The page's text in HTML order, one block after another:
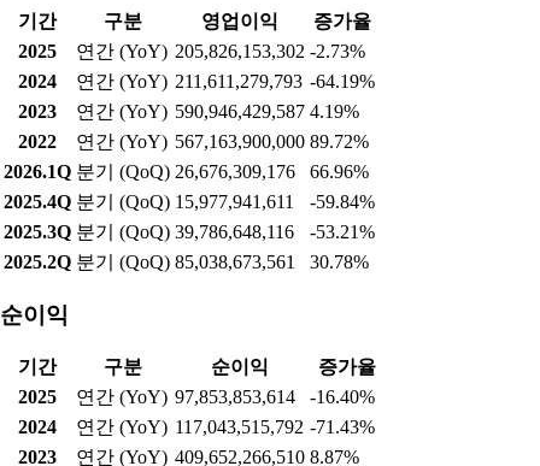
2024
연간 (YoY) 3,675,086,864,147 -6.09%
2023
연간 (YoY) 3,913,342,472,741 -1.02%
2022
연간 (YoY) 3,953,834,000,000 39.14%
2026.1Q
분기 (QoQ) 991,921,004,523
14.20%
2025.4Q
분기 (QoQ) 868,554,388,322
-5.91%
2025.3Q 분기 (QoQ) 923,121,767,071
-9.58%
2025.2Q 분기 (QoQ) 1,020,890,959,670 7.80%
영업이익
기간
2024
연간 (YoY) 211,611,279,793
-64.19%
2023
연간 (YoY) 590,946,429,587
4.19%
2022
연간 (YoY) 567,163,900,000
89.72%